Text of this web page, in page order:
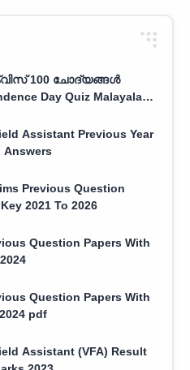
100 ചോദ്യങ്ങൾ
Assistant Previous Year
Answers
Previous Question
2021 To 2026
Question Papers With
Question Papers With
pdf
Assistant (VFA) Result